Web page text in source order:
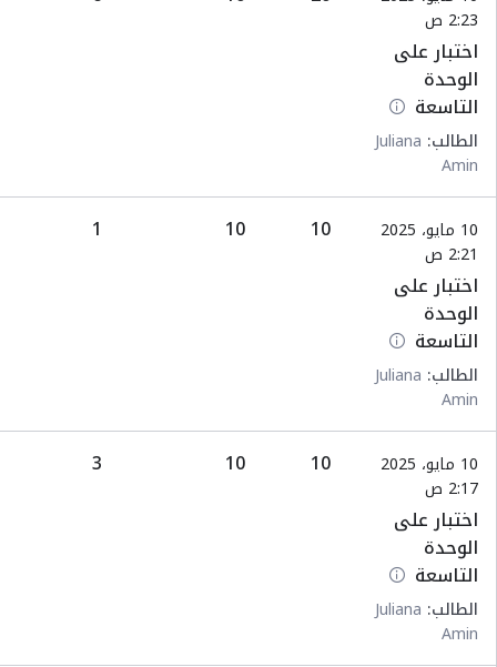
2:23 ص
اختبار على
الوحدة
التاسعة
الطالب: Juliana
Amin
10 مايو، 2025
2:21 ص
اختبار على
الوحدة
التاسعة
الطالب: Juliana
Amin
10
10
1
10 مايو، 2025
2:17 ص
اختبار على
الوحدة
التاسعة
الطالب: Juliana
Amin
10
10
3